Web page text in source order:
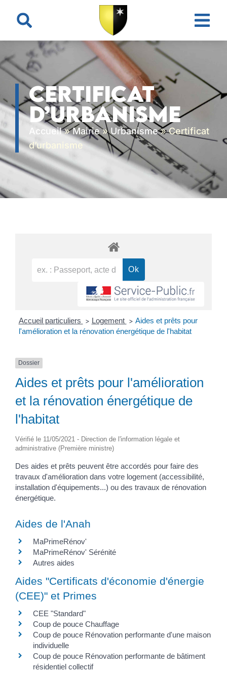
principal
Certificat
d’urbanisme
Accueil»Mairie»Urbanisme»Certificat
d’urbanisme
Accueil particuliers > Logement > Aides et prêts pour
l'amélioration et la rénovation énergétique de l'habitat
Dossier
Aides et prêts pour l'amélioration
et la rénovation énergétique de
l'habitat
Vérifié le 11/05/2021 - Direction de l'information légale et
administrative (Première ministre)
Des aides et prêts peuvent être accordés pour faire des
travaux d'amélioration dans votre logement (accessibilité,
installation d'équipements...) ou des travaux de rénovation
énergétique.
Aides de l'Anah
MaPrimeRénov'
MaPrimeRénov' Sérénité
Autres aides
Aides "Certificats d'économie d'énergie
(CEE)" et Primes
CEE "Standard"
Coup de pouce Chauffage
Coup de pouce Rénovation performante d'une maison
individuelle
Coup de pouce Rénovation performante de bâtiment
résidentiel collectif